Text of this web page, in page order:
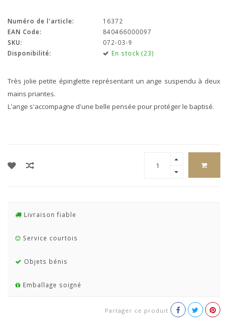
Numéro de l'article:
16372
EAN Code:
840466000097
SKU:
072-03-9
Disponibilité:
En stock (23)
Très jolie petite épinglette représentant un ange suspendu à deux
mains priantes.
L'ange s'accompagne d'une belle pensée pour protéger le baptisé.
Livraison fiable
Service courtois
Objets bénis
Emballage soigné
Partager ce produit